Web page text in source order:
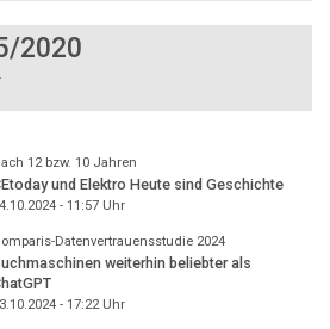
2020
12 bzw. 10 Jahren
und Elektro Heute sind Geschichte
- 11:57Uhr
Datenvertrauensstudie 2024
weiterhin beliebter als
- 17:22Uhr